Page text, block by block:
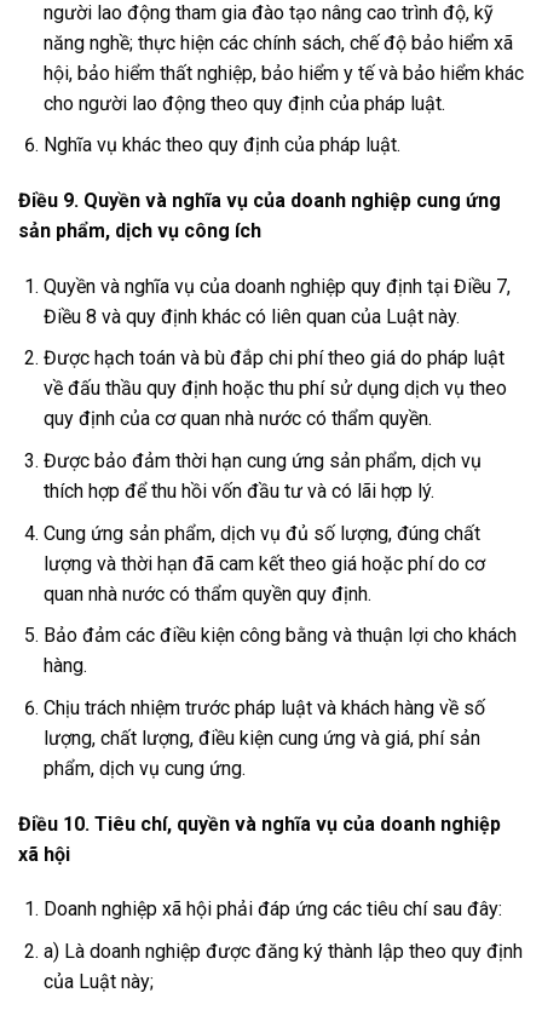
người lao động tham gia đào tạo nâng cao trình độ, kỹ
năng nghề; thực hiện các chính sách, chế độ bảo hiểm xã
hội, bảo hiểm thất nghiệp, bảo hiểm y tế và bảo hiểm khác
cho người lao động theo quy định của pháp luật.
Nghĩa vụ khác theo quy định của pháp luật.
Điều 9. Quyền và nghĩa vụ của doanh nghiệp cung ứng
sản phẩm, dịch vụ công ích
Quyền và nghĩa vụ của doanh nghiệp quy định tại Điều 7,
Điều 8 và quy định khác có liên quan của Luật này.
Được hạch toán và bù đắp chi phí theo giá do pháp luật
về đấu thầu quy định hoặc thu phí sử dụng dịch vụ theo
quy định của cơ quan nhà nước có thẩm quyền.
Được bảo đảm thời hạn cung ứng sản phẩm, dịch vụ
thích hợp để thu hồi vốn đầu tư và có lãi hợp lý.
Cung ứng sản phẩm, dịch vụ đủ số lượng, đúng chất
lượng và thời hạn đã cam kết theo giá hoặc phí do cơ
quan nhà nước có thẩm quyền quy định.
Bảo đảm các điều kiện công bằng và thuận lợi cho khách
hàng.
Chịu trách nhiệm trước pháp luật và khách hàng về số
lượng, chất lượng, điều kiện cung ứng và giá, phí sản
phẩm, dịch vụ cung ứng.
Điều 10. Tiêu chí, quyền và nghĩa vụ của doanh nghiệp
xã hội
Doanh nghiệp xã hội phải đáp ứng các tiêu chí sau đây:
a) Là doanh nghiệp được đăng ký thành lập theo quy định
của Luật này;